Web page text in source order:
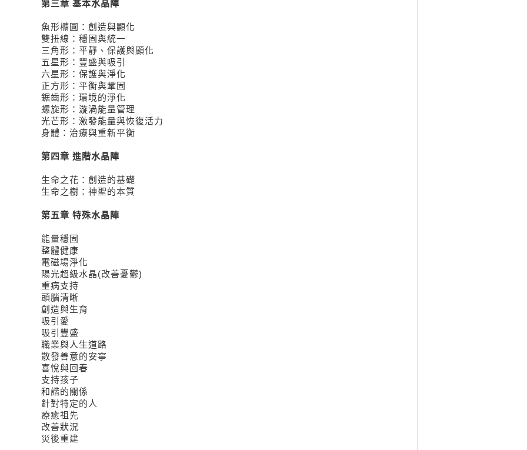
第三章 基本水晶陣
魚形橢圓：創造與顯化
雙扭線：穩固與統一
三角形：平靜、保護與顯化
五星形：豐盛與吸引
六星形：保護與淨化
正方形：平衡與鞏固
鋸齒形：環境的淨化
螺旋形：漩渦能量管理
光芒形：激發能量與恢復活力
身體：治療與重新平衡
第四章 進階水晶陣
生命之花：創造的基礎
生命之樹：神聖的本質
第五章 特殊水晶陣
能量穩固
整體健康
電磁場淨化
陽光超級水晶(改善憂鬱)
重病支持
頭腦清晰
創造與生育
吸引愛
吸引豐盛
職業與人生道路
散發善意的安寧
喜悅與回春
支持孩子
和諧的關係
針對特定的人
療癒祖先
改善狀況
災後重建